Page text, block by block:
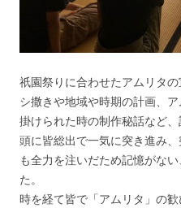
祇園祭りに合わせたアムリタ
シ撒きや地域や時期の計画、
掛けられた時の制作秘話など
頭に皆総出で一気に突き進み
も全力を注いだため記憶がな
た。
時を経て皆で「アムリタ」の